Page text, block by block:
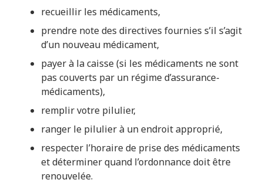
recueillir les médicaments,
prendre note des directives fournies s’il s’agit
d’un nouveau médicament,
payer à la caisse (si les médicaments ne sont
pas couverts par un régime d’assurance-
médicaments),
remplir votre pilulier,
ranger le pilulier à un endroit approprié,
respecter l’horaire de prise des médicaments
et déterminer quand l’ordonnance doit être
renouvelée.